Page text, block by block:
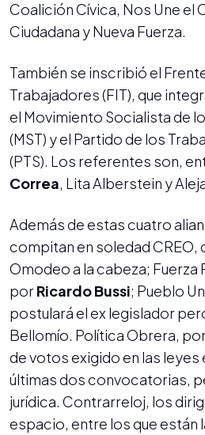
Coalición Cívica, Nos Une el
Ciudadana y Nueva Fuerza.
También se inscribió el
Trabajadores (FIT), que
el Movimiento Socialista de
(MST) y el Partido de los
(PTS). Los referentes son,
Correa , Lita Alberstein y
Además de estas cuatro
compitan en soledad CREO,
Omodeo a la cabeza; Fuerza
porRicardo Bussi; Pueblo
postulará el ex legislador
Bellomío. Política Obrera,
de votos exigido en las
últimas dos convocatorias,
jurídica. Contrarreloj, los
espacio, entre los que están